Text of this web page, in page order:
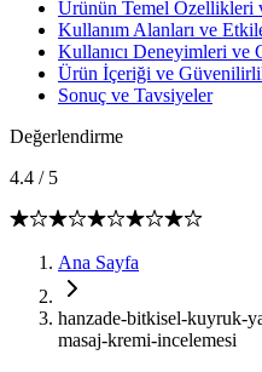
Ürünün Temel Özellikleri
Kullanım Alanları ve
Kullanıcı Deneyimleri ve
Ürün İçeriği ve
Sonuç ve Tavsiyeler
Değerlendirme
4.4 / 5
Ana Sayfa
hanzade-bitkisel-kuyruk-
masaj-kremi-incelemesi